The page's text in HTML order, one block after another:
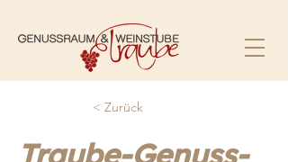
< Zurück
Traube-Genuss-